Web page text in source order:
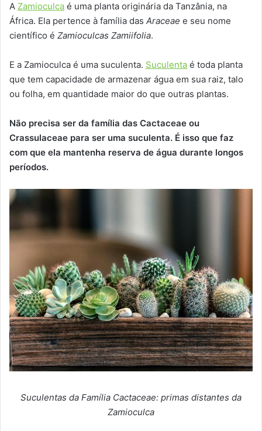
A Zamioculca é uma planta originária da Tanzânia, na
África. Ela pertence à família das Araceae e seu nome
científico é Zamioculcas Zamiifolia.
E a Zamioculca é uma suculenta. Suculenta é toda planta
que tem capacidade de armazenar água em sua raiz, talo
ou folha, em quantidade maior do que outras plantas.
Não precisa ser da família das Cactaceae ou
Crassulaceae para ser uma suculenta. É isso que faz
com que ela mantenha reserva de água durante longos
períodos.
Suculentas da Família Cactaceae: primas distantes da
Zamioculca